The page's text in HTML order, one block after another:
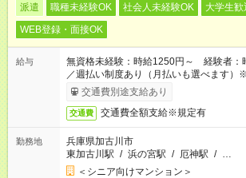
派遣 職種未経験OK 社会人未経験OK 大学生歓
WEB登録・面接OK
給与
無資格未経験：時給1250円～ 経験者
／週払い制度あり（月払いも選べます）
了次第のお支払いとなります。
交通費別途支給あり
交通費 交通費全額支給※規定有
勤務地
兵庫県加古川市
東加古川駅 / 浜の宮駅 / 厄神駅 / …
＜シニア向けマンション＞